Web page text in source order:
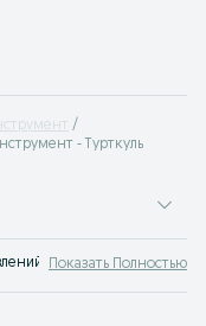
- Турткуль
OLX.uz Турткуль
Показать Полностью